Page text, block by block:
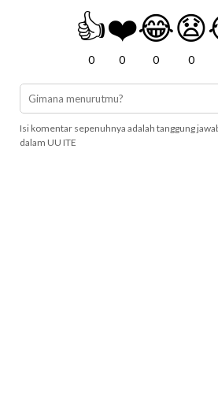
👍
0
❤️
0
😂
0
😧
0
Isi komentar sepenuhnya adalah tanggung
dalam UU ITE